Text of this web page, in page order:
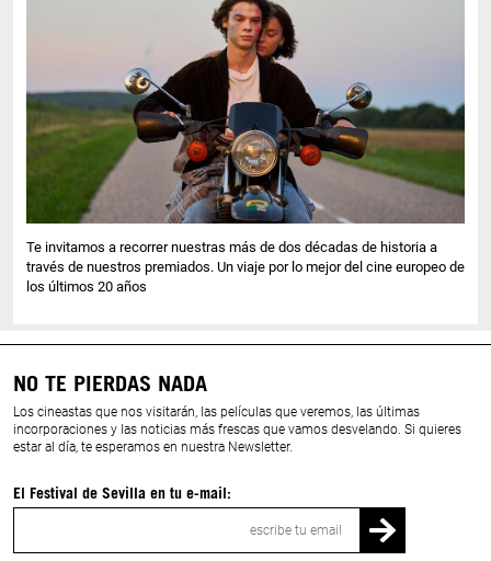
Te invitamos a recorrer nuestras más de dos décadas de historia a
través de nuestros premiados. Un viaje por lo mejor del cine europeo de
los últimos 20 años
NO TE PIERDAS NADA
Los cineastas que nos visitarán, las películas que veremos, las últimas
incorporaciones y las noticias más frescas que vamos desvelando. Si quieres
estar al día, te esperamos en nuestra Newsletter.
El Festival de Sevilla en tu e-mail: